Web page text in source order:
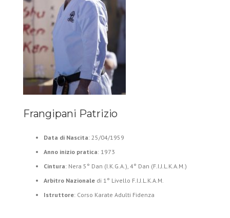
Frangipani Patrizio
Data di Nascita: 25/04/1959
Anno inizio pratica: 1973
Cintura: Nera 5° Dan (I.K.G.A.), 4° Dan (F.I.J.L.K.A.M.)
Arbitro Nazionale di 1° Livello F.I.J.L.K.A.M.
Istruttore: Corso Karate Adulti Fidenza